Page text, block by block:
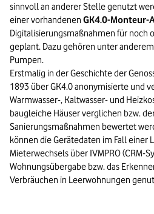
sinnvoll an anderer Stelle genutzt
einer vorhandenen GK4.0-Monteur-
Digitalisierungsmaßnahmen für noch
geplant. Dazu gehören unter
Pumpen.
Erstmalig in der Geschichte der
1893 über GK4.0 anonymisierte und
Warmwasser-, Kaltwasser- und
baugleiche Häuser verglichen bzw.
Sanierungsmaßnahmen bewertet
können die Gerätedaten im Fall einer
Mieterwechsels über IVMPRO (CRM-
Wohnungsübergabe bzw. das
Verbräuchen in Leerwohnungen